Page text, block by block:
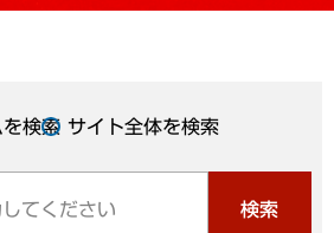
検索 サイト全体を検索
検索